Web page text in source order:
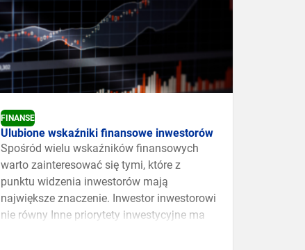
FINANSE
Ulubione wskaźniki finansowe inwestorów
Spośród wielu wskaźników finansowych
warto zainteresować się tymi, które z
punktu widzenia inwestorów mają
największe znaczenie. Inwestor inwestorowi
nie równy Inne priorytety inwestycyjne ma